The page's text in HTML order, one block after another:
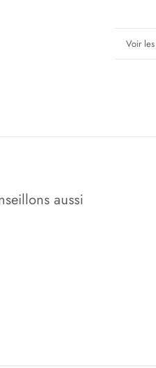
En
Voir
aussi